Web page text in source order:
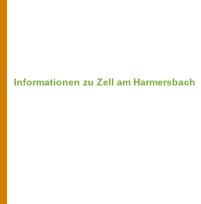
Informationen zu Zell am Harmersbach